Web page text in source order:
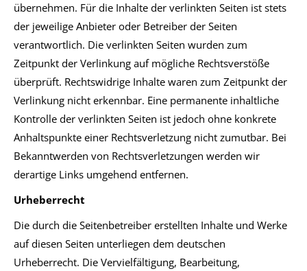
übernehmen. Für die Inhalte der verlinkten Seiten ist stets
der jeweilige Anbieter oder Betreiber der Seiten
verantwortlich. Die verlinkten Seiten wurden zum
Zeitpunkt der Verlinkung auf mögliche Rechtsverstöße
überprüft. Rechtswidrige Inhalte waren zum Zeitpunkt der
Verlinkung nicht erkennbar. Eine permanente inhaltliche
Kontrolle der verlinkten Seiten ist jedoch ohne konkrete
Anhaltspunkte einer Rechtsverletzung nicht zumutbar. Bei
Bekanntwerden von Rechtsverletzungen werden wir
derartige Links umgehend entfernen.
Urheberrecht
Die durch die Seitenbetreiber erstellten Inhalte und Werke
auf diesen Seiten unterliegen dem deutschen
Urheberrecht. Die Vervielfältigung, Bearbeitung,